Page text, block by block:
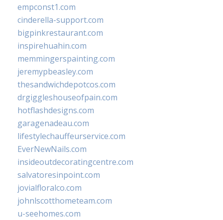
empconst1.com
cinderella-support.com
bigpinkrestaurant.com
inspirehuahin.com
memmingerspainting.com
jeremypbeasley.com
thesandwichdepotcos.com
drgiggleshouseofpain.com
hotflashdesigns.com
garagenadeau.com
lifestylechauffeurservice.com
EverNewNails.com
insideoutdecoratingcentre.com
salvatoresinpoint.com
jovialfloralco.com
johnlscotthometeam.com
u-seehomes.com